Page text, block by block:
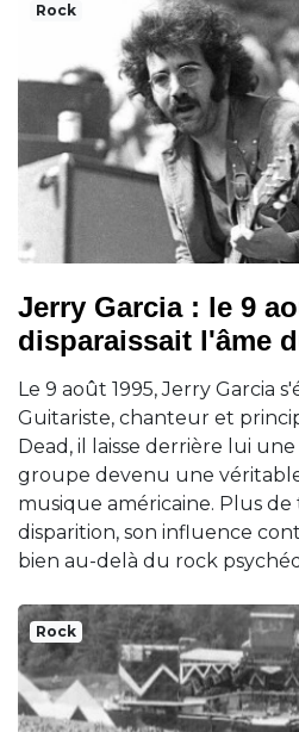
Rock
Jerry Garcia : le 9
disparaissait l'âme
Le 9 août 1995, Jerry Garcia
Guitariste, chanteur et
Dead, il laisse derrière lui
groupe devenu une
musique américaine. Plus de
disparition, son influence
bien au-delà du rock
Rock